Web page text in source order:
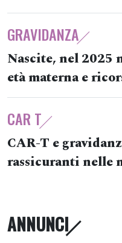
GRAVIDANZA
Nascite, nel 2025
età materna e
CAR T
CAR-T e
rassicuranti nelle
ANNUNCI